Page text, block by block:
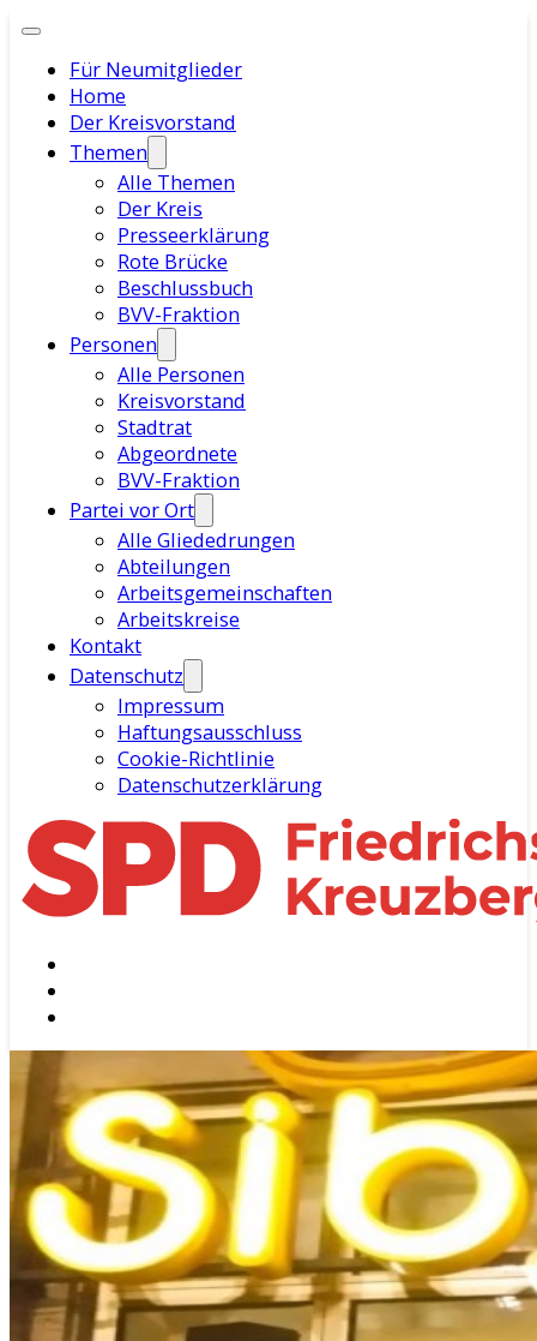
Für Neumitglieder
Home
Der Kreisvorstand
Themen
Alle Themen
Der Kreis
Presseerklärung
Rote Brücke
Beschlussbuch
BVV-Fraktion
Personen
Alle Personen
Kreisvorstand
Stadtrat
Abgeordnete
BVV-Fraktion
Partei vor Ort
Alle Gliededrungen
Abteilungen
Arbeitsgemeinschaften
Arbeitskreise
Kontakt
Datenschutz
Impressum
Haftungsausschluss
Cookie-Richtlinie
Datenschutzerklärung